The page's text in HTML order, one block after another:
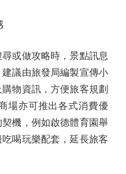
或做攻略時，景點訊息
議由旅發局編製宣傳小
物資訊，方便旅客規劃
場亦可推出各式消費優
機，例如啟德體育園舉
喝玩樂配套，延長旅客